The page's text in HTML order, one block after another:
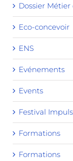
Dossier
Eco-concevoir
ENS
Evénements
Events
Festival
Formations
Formations